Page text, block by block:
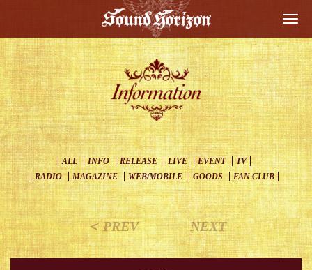
ALL INFO RELEASE LIVE EVENT
TV
RADIO
MAGAZINE WEB/MOBILE GOODS FAN CLUB
＜ PREV NEXT